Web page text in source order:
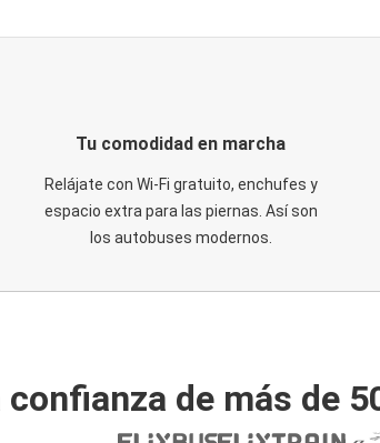
Tu comodidad en marcha
Relájate con Wi-Fi gratuito, enchufes y
espacio extra para las piernas. Así son
los autobuses modernos.
confianza de más de